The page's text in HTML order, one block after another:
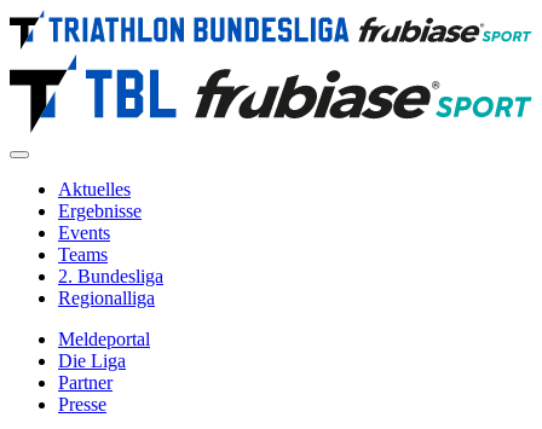
Direkt
zum
Navigation
Main
Aktuelles
Ergebnisse
Events
Teams
2. Bundesliga
Regionalliga
Metanavigation
Meldeportal
Die Liga
Partner
Presse